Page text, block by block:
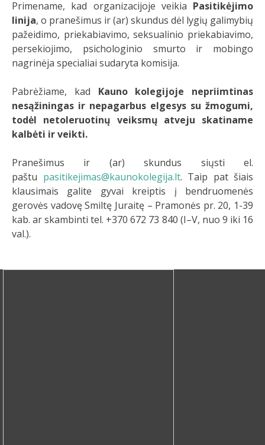
Primename, kad organizacijoje veikia Pasitikėjimo
linija, o pranešimus ir (ar) skundus dėl lygių galimybių
pažeidimo, priekabiavimo, seksualinio priekabiavimo,
persekiojimo, psichologinio smurto ir mobingo
nagrinėja specialiai sudaryta komisija.
Pabrėžiame, kad Kauno kolegijoje nepriimtinas
nesąžiningas ir nepagarbus elgesys su žmogumi,
todėl netoleruotinų veiksmų atveju skatiname
kalbėti ir veikti.
Pranešimus ir (ar) skundus siųsti el.
paštu pasitikejimas@kaunokolegija.lt. Taip pat šiais
klausimais galite gyvai kreiptis į bendruomenės
gerovės vadovę Smiltę Juraitę – Pramonės pr. 20, 1-39
kab. ar skambinti tel. +370 672 73 840 (I–V, nuo 9 iki 16
val.).